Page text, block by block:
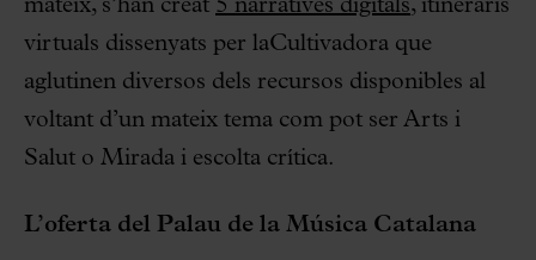
mateix, s’han creat 5 narratives digitals, itineraris
virtuals dissenyats per laCultivadora que
aglutinen diversos dels recursos disponibles al
voltant d’un mateix tema com pot ser Arts i
Salut o Mirada i escolta crítica.
L’oferta del Palau de la Música Catalana